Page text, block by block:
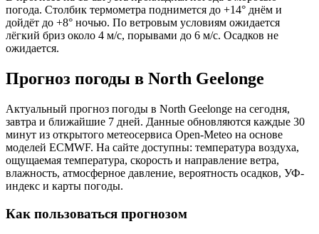
погода. Столбик термометра поднимется до +14° днём и
дойдёт до +8° ночью. По ветровым условиям ожидается
лёгкий бриз около 4 м/с, порывами до 6 м/с. Осадков не
ожидается.
Прогноз погоды в North Geelongе
Актуальный прогноз погоды в North Geelongе на сегодня,
завтра и ближайшие 7 дней. Данные обновляются каждые 30
минут из открытого метеосервиса Open-Meteo на основе
моделей ECMWF. На сайте доступны: температура воздуха,
ощущаемая температура, скорость и направление ветра,
влажность, атмосферное давление, вероятность осадков, УФ-
индекс и карты погоды.
Как пользоваться прогнозом